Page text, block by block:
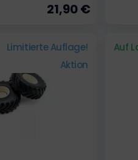
21,90 €
Limitierte Auflage!
Aktion
Auf